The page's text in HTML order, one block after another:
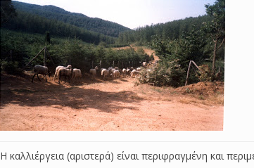
Η καλλιέργεια (αριστερά) είναι περιφραγμένη και